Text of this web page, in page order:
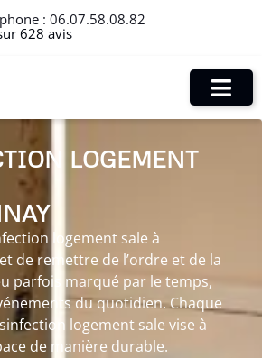
: 06.07.58.08.82
628 avis
LOGEMENT
logement sale à
de remettre de l’ordre et de la
parfois marqué par le temps,
du quotidien. Chaque
logement sale vise à
de manière durable.